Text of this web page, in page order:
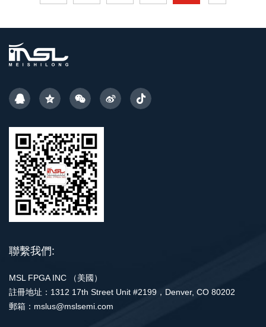
聯繫我們:
MSL FPGA INC （美國）
註冊地址：1312 17th Street Unit #2199，Denver, CO 80202
郵箱：mslus@mslsemi.com